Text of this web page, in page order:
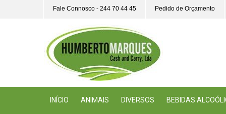
Fale Connosco - 244 70 44 45 Pedido de Orçamento
INÍCIO ANIMAIS DIVERSOS BEBIDAS